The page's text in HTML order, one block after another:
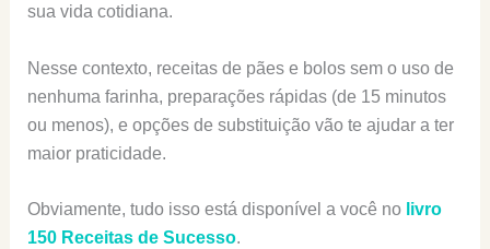
sua vida cotidiana.
Nesse contexto, receitas de pães e bolos sem o uso de
nenhuma farinha, preparações rápidas (de 15 minutos
ou menos), e opções de substituição vão te ajudar a ter
maior praticidade.
Obviamente, tudo isso está disponível a você no livro
150 Receitas de Sucesso.